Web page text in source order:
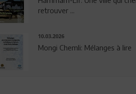
retrouver ...
10.03.2026
Mongi Chemli: Mélanges à lire